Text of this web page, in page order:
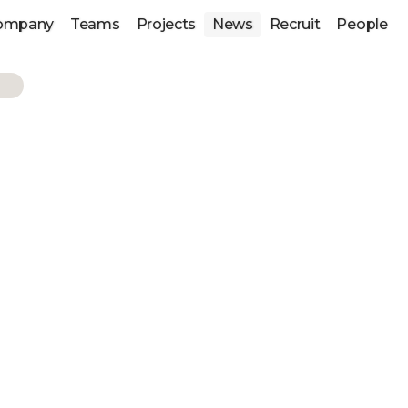
Teams Projects News Recruit People